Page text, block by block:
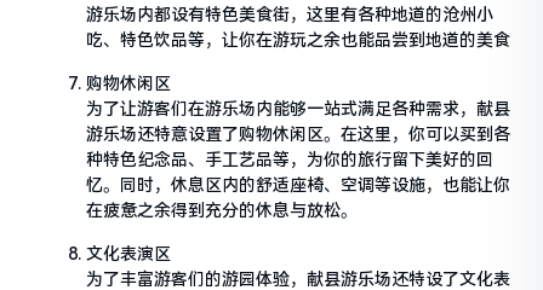
游乐场内都设有特色美食街，这里有各种地道的沧州小
吃、特色饮品等，让你在游玩之余也能品尝到地道的美食
购物休闲区
为了让游客们在游乐场内能够一站式满足各种需求，献县
游乐场还特意设置了购物休闲区。在这里，你可以买到各
种特色纪念品、手工艺品等，为你的旅行留下美好的回
忆。同时，休息区内的舒适座椅、空调等设施，也能让你
在疲惫之余得到充分的休息与放松。
文化表演区
为了丰富游客们的游园体验，献县游乐场还特设了文化表